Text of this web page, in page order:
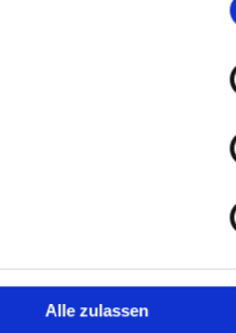
gesammelt haben.
Alle zulassen